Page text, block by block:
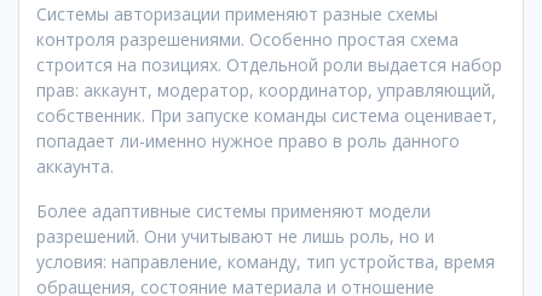
Системы авторизации применяют разные схемы
контроля разрешениями. Особенно простая схема
строится на позициях. Отдельной роли выдается набор
прав: аккаунт, модератор, координатор, управляющий,
собственник. При запуске команды система оценивает,
попадает ли-именно нужное право в роль данного
аккаунта.
Более адаптивные системы применяют модели
разрешений. Они учитывают не лишь роль, но и
условия: направление, команду, тип устройства, время
обращения, состояние материала и отношение